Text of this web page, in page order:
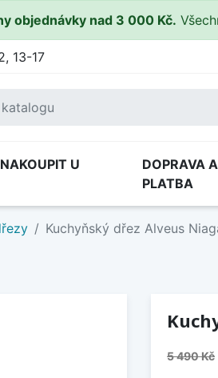
objednávky nad 3 000 Kč.
13-17
U
DOPRAVA A
PLATBA
Kuchyňský dřez Alveus
5 490 Kč